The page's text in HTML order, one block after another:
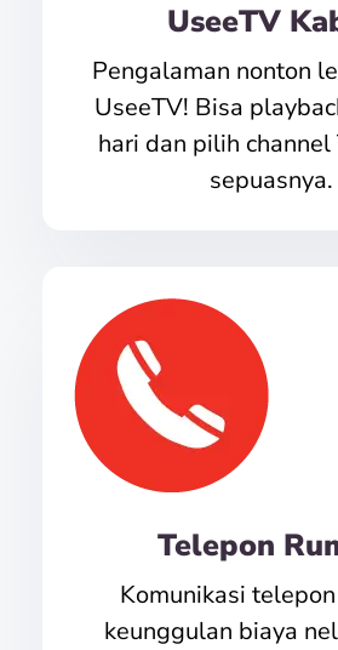
UseeTV
Pengalaman nonton
UseeTV! Bisa
hari dan pilih
sepuasnya.
Telepon
Komunikasi
keunggulan biaya